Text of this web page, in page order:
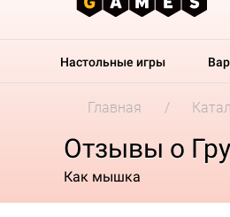
Настольные игры
Главная
Отзывы о
Как мышка